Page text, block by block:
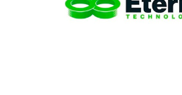
Más información